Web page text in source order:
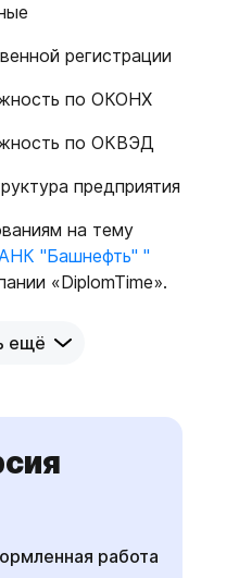
регистрации
по ОКОНХ
по ОКВЭД
предприятия
на тему
"Башнефть" "
«DiplomTime».
ещё
работа